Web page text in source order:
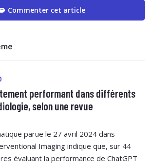
Commenter cet article
performant dans différents
selon une revue
parue le 27 avril 2024 dans
Imaging indique que, sur 44
évaluant la performance de ChatGPT